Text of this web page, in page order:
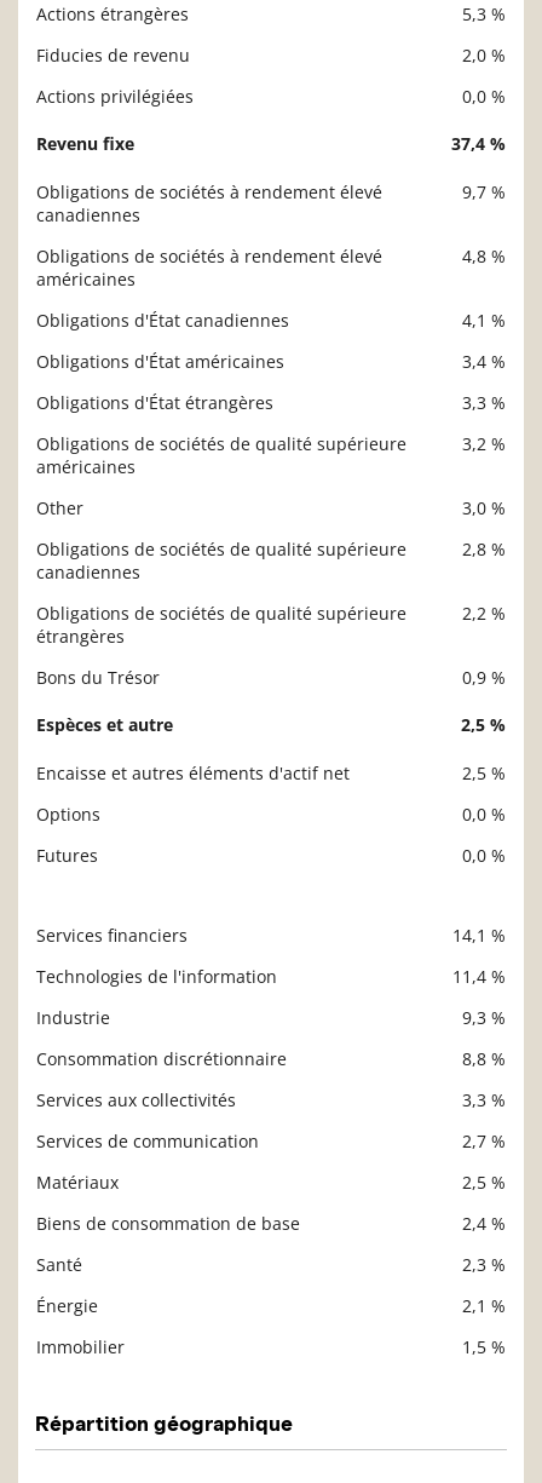
Actions étrangères
5,3 %
Fiducies de revenu
2,0 %
Actions privilégiées
0,0 %
Revenu fixe 37,4 %
Obligations de sociétés à rendement élevé
canadiennes
9,7 %
Obligations de sociétés à rendement élevé
américaines
4,8 %
Obligations d'État canadiennes
4,1 %
Obligations d'État américaines
3,4 %
Obligations d'État étrangères
3,3 %
Obligations de sociétés de qualité supérieure
américaines
3,2 %
Other
3,0 %
Obligations de sociétés de qualité supérieure
canadiennes
2,8 %
Obligations de sociétés de qualité supérieure
étrangères
2,2 %
Bons du Trésor 0,9 %
Espèces et autre 2,5 %
Encaisse et autres éléments d'actif net
2,5 %
Options
0,0 %
Futures
0,0 %
Services financiers
14,1 %
Technologies de l'information
11,4 %
Industrie
9,3 %
Consommation discrétionnaire
8,8 %
Services aux collectivités
3,3 %
Services de communication
2,7 %
Matériaux
2,5 %
Biens de consommation de base
2,4 %
Santé
2,3 %
Énergie
2,1 %
Immobilier
1,5 %
Répartition géographique